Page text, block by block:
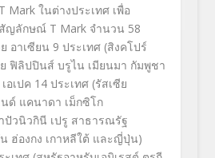
T Mark ในต่างประเทศ เพื่อ
สัญลักษณ์ T Mark จำนวน 58
อาเซียน 9 ประเทศ (สิงคโปร์
ฟิลิปปินส์ บรูไน เมียนมา กัมพูชา
อเปค 14ประเทศ (รัสเซีย
ด์ แคนาดา เม็กซิโก
ปัวนิวกินี เปรู สาธารณรัฐ
ฮ่องกง เกาหลีใต้ และญี่ปุ่น)